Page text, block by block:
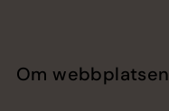
Om webbplatsen